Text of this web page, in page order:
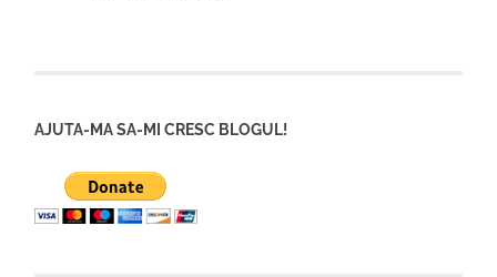
AJUTA-MA SA-MI CRESC BLOGUL!